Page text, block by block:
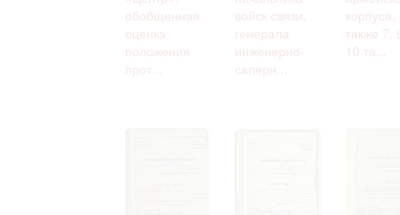
обобщенная
оценка
положения
прот...
войск связи,
генерала
инженерно-
саперн...
корпуса,
также 7,
10 та...